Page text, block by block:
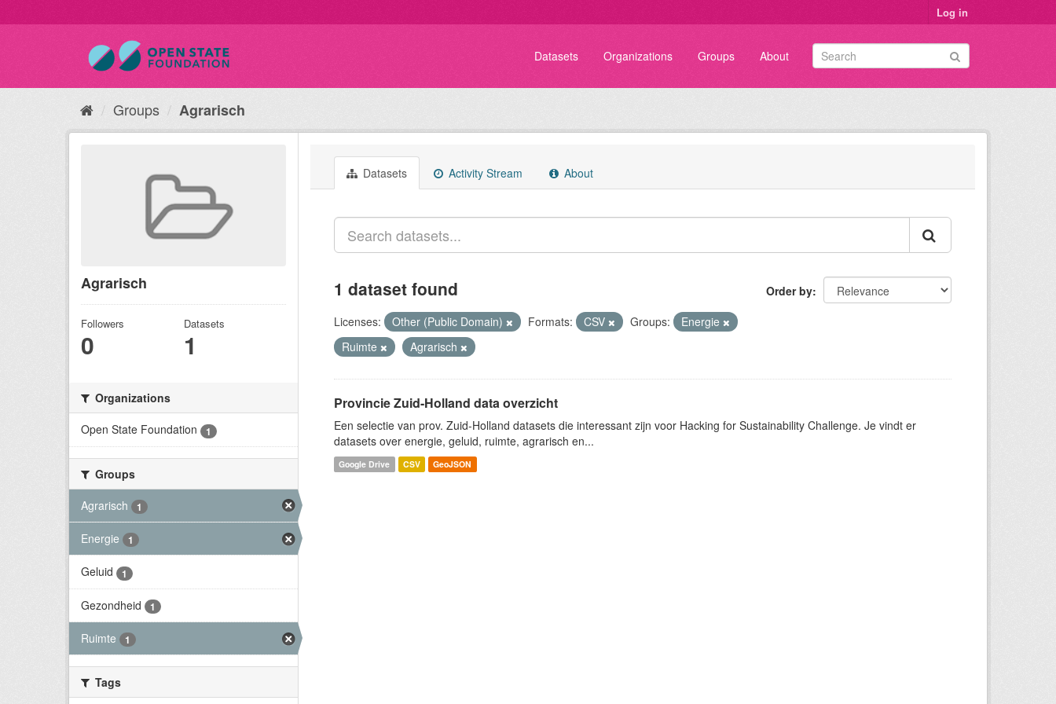
Log in
Datasets Organizations Groups About
Groups Agrarisch
Agrarisch
Followers
0
Datasets
1
Organizations
Open State Foundation
1
Groups
Agrarisch
1
Energie 1
Geluid 1
Gezondheid 1
Ruimte 1
Tags
Datasets Activity Stream About
Order by
1 dataset found
Licenses: Other (Public Domain) Formats: CSV Groups:
Energie
Ruimte
Agrarisch
Provincie Zuid-Holland data overzicht
Een selectie van prov. Zuid-Holland datasets die interessant zijn voor Hacking for Sustainability Challenge. Je vindt er
datasets over energie, geluid, ruimte, agrarisch en...
Google Drive CSV GeoJSON